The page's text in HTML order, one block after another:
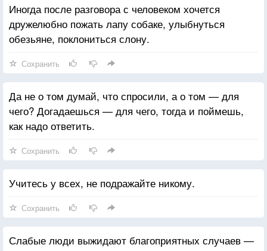
Иногда после разговора с человеком хочется
дружелюбно пожать лапу собаке, улыбнуться
обезьяне, поклониться слону.
Сохранить
Да не о том думай, что спросили, а о том — для
чего? Догадаешься — для чего, тогда и поймешь,
как надо ответить.
Сохранить
Учитесь у всех, не подражайте никому.
Сохранить
Слабые люди выжидают благоприятных случаев —